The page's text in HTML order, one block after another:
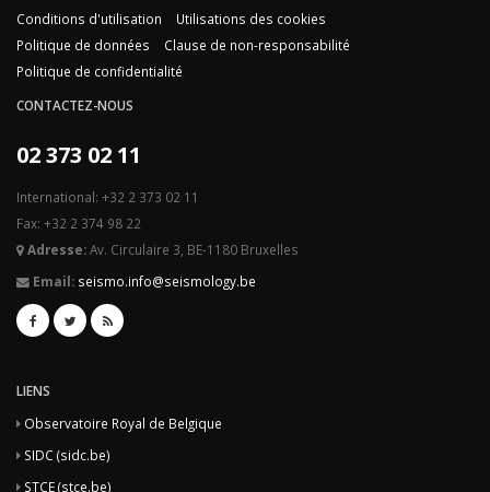
Conditions d'utilisation
Utilisations des cookies
Politique de données
Clause de non-responsabilité
Politique de confidentialité
CONTACTEZ-NOUS
02 373 02 11
International: +32 2 373 02 11
Fax: +32 2 374 98 22
Adresse:Av. Circulaire 3, BE-1180 Bruxelles
Email: seismo.info@seismology.be
LIENS
Observatoire Royal de Belgique
SIDC (sidc.be)
STCE (stce.be)